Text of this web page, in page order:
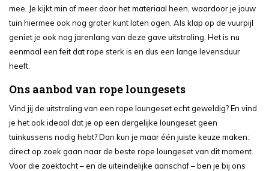
mee. Je kijkt min of meer door het materiaal heen, waardoor je jouw
tuin hiermee ook nog groter kunt laten ogen. Als klap op de vuurpijl
geniet je ook nog jarenlang van deze gave uitstraling. Het is nu
eenmaal een feit dat rope sterk is en dus een lange levensduur
heeft.
Ons aanbod van rope loungesets
Vind jij de uitstraling van een rope loungeset echt geweldig? En vind
je het ook ideaal dat je op een dergelijke loungeset geen
tuinkussens nodig hebt? Dan kun je maar één juiste keuze maken:
direct op zoek gaan naar de beste rope loungeset van dit moment.
Voor die zoektocht – en de uiteindelijke aanschaf – ben je bij ons